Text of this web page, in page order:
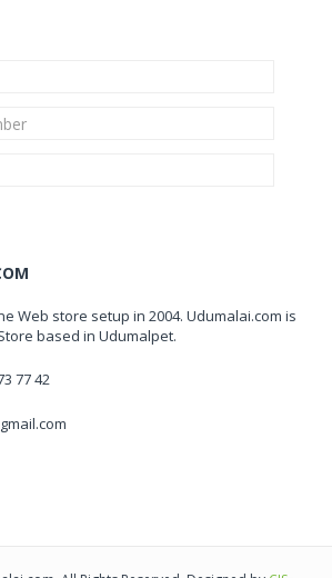
Web store setup in 2004. Udumalai.com is
based in Udumalpet.
77 42